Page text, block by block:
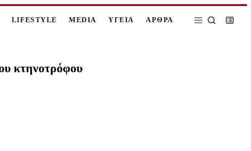
LIFESTYLE MEDIA ΥΓΕΙΑ ΑΡΘΡΑ
κτηνοτρόφου